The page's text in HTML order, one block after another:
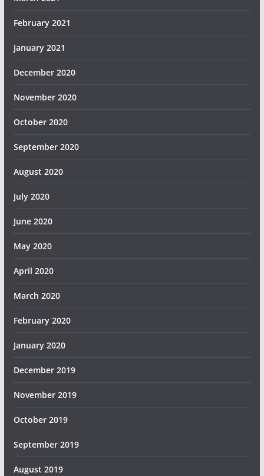
February 2021
January 2021
December 2020
November 2020
October 2020
September 2020
August 2020
July 2020
June 2020
May 2020
April 2020
March 2020
February 2020
January 2020
December 2019
November 2019
October 2019
September 2019
August 2019